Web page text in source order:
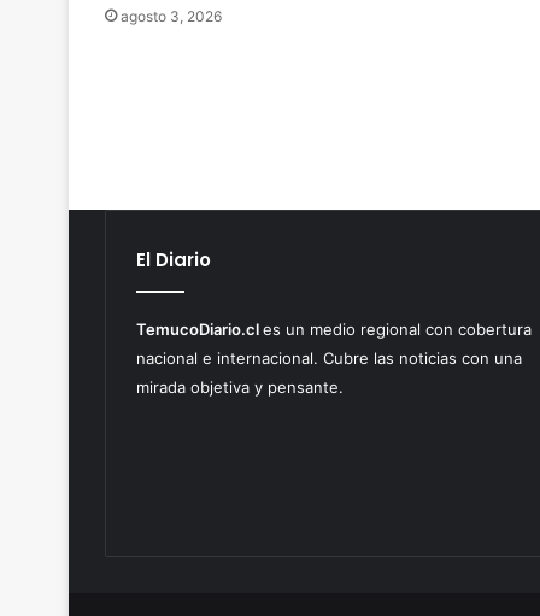
agosto 3, 2026
El Diario
TemucoDiario.cles un medio regional con cobertura
nacional e internacional. Cubre las noticias con una
mirada objetiva y pensante.